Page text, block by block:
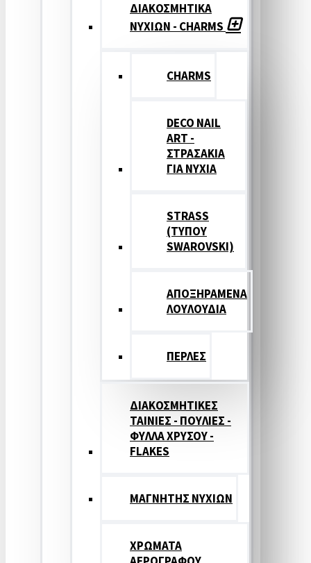
ΔΙΑΚΟΣΜΗΤΙΚΑ
ΝΥΧΙΩΝ - CHARMS
CHARMS
DECO NAIL
ART -
ΣΤΡΑΣΑΚΙΑ
ΓΙΑ ΝΥΧΙΑ
STRASS
(ΤΥΠΟΥ
SWAROVSKI)
ΑΠΟΞΗΡΑΜΕΝΑ
ΛΟΥΛΟΥΔΙΑ
ΠΕΡΛΕΣ
ΔΙΑΚΟΣΜΗΤΙΚΕΣ
ΤΑΙΝΙΕΣ - ΠΟΥΛΙΕΣ -
ΦΥΛΛΑ ΧΡΥΣΟΥ -
FLAKES
ΜΑΓΝΗΤΗΣ ΝΥΧΙΩΝ
ΧΡΩΜΑΤΑ